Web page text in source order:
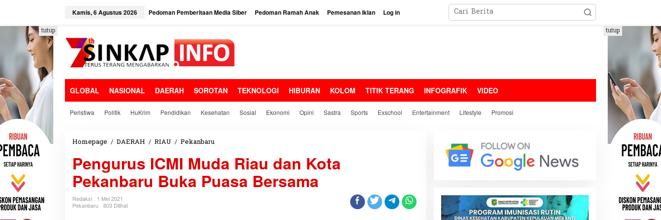
e
k
o
n
t
e
n
Kamis, 6 Agustus 2026 Pedoman Pemberitaan Media Siber Pedoman Ramah Anak Pemesanan Iklan Log in
GLOBAL NASIONAL DAERAH SOROTAN TEKNOLOGI HIBURAN KOLOM TITIK TERANG INFOGRAFIK VIDEO
Peristiwa Politik HuKrim Pendidikan Kesehatan Sosial Ekonomi Opini Sastra Sports Exschool Entertainment Lifestyle Promosi
tutup tutup
Homepage / DAERAH / RIAU / Pekanbaru
n
g
u
r
Pengurus ICMI Muda Riau dan Kota
Pekanbaru Buka Puasa Bersama
Redaksi
1 Mei 2021
Pekanbaru
803 Dilihat